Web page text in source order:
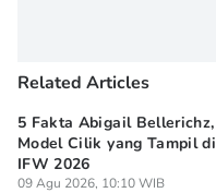
Related Articles
5 Fakta Abigail Bellerichz,
Model Cilik yang Tampil di
IFW 2026
09 Agu 2026, 10:10 WIB